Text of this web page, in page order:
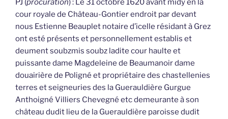
PJ (procuration) : Le 31 octobre 1620 avant midy en la
cour royale de Château-Gontier endroit par devant
nous Estienne Beauplet notaire d’icelle résidant à Grez
ont esté présents et personnellement establis et
deument soubzmis soubz ladite cour haulte et
puissante dame Magdeleine de Beaumanoir dame
douairière de Poligné et propriétaire des chastellenies
terres et seigneuries des la Guerauldière Gurgue
Anthoigné Villiers Chevegné etc demeurante à son
château dudit lieu de la Guerauldière paroisse dudit